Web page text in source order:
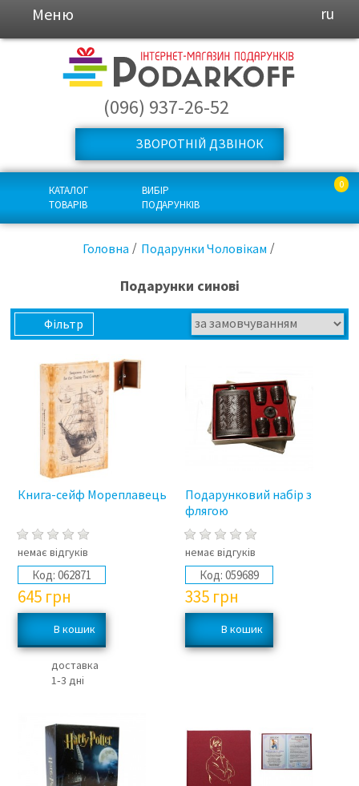
Меню ru
(096) 937-26-52
ЗВОРОТНІЙ ДЗВІНОК
КАТАЛОГ
ТОВАРІВ
ВИБІР
ПОДАРУНКІВ
0
Головна Подарунки Чоловікам
Подарунки синові
Фільтр
Книга-сейф Мореплавець
немає відгуків
Код: 062871
645 грн
доставка
1‑3 дні
Подарунковий набір з
флягою
немає відгуків
Код: 059689
335 грн